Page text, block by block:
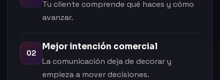
Tu cliente comprende qué haces y cómo
avanzar.
02
Mejor intención comercial
La comunicación deja de decorar y
empieza a mover decisiones.